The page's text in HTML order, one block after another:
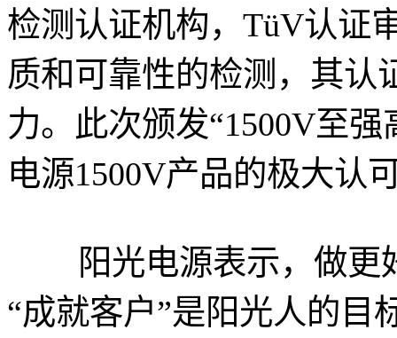
检测认证机构，TüV认证
质和可靠性的检测，其认
力。此次颁发“1500V至
电源1500V产品的极大认
阳光电源表示，做更
“成就客户”是阳光人的目